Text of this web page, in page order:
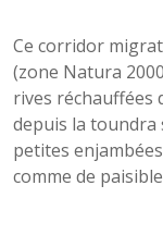
Ce corridor
(zone Natura
rives réchauffées
depuis la toundra
petites
comme de